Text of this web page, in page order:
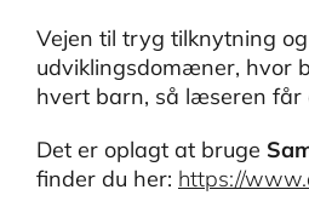
Vejen til tryg tilknytning
udviklingsdomæner, hvor
hvert barn, så læseren får
Det er oplagt at bruge
finder du her: https://